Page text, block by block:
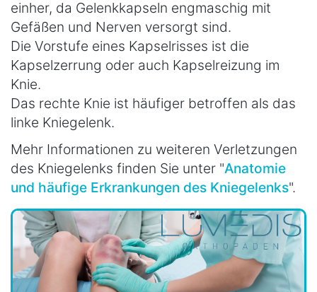
einher, da Gelenkkapseln engmaschig mit
Gefäßen und Nerven versorgt sind.
Die Vorstufe eines Kapselrisses ist die
Kapselzerrung oder auch Kapselreizung im
Knie.
Das rechte Knie ist häufiger betroffen als das
linke Kniegelenk.
Mehr Informationen zu weiteren Verletzungen
des Kniegelenks finden Sie unter "Anatomie
und häufige Erkrankungen des Kniegelenks".